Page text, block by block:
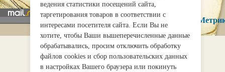
ведения статистики посещений сайта,
таргетирования товаров в соответствии с
интересами посетителя сайта. Если Вы не
хотите, чтобы Ваши вышеперечисленные данные
обрабатывались, просим отключить обработку
файлов cookies и сбор пользовательских данных
в настройках Вашего браузера или покинуть